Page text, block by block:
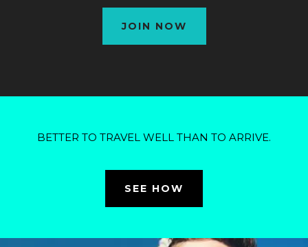
JOIN NOW
BETTER TO TRAVEL WELL THAN TO ARRIVE.
SEE HOW